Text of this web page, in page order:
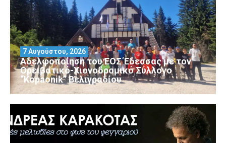
Αδελφοποίηση του ΕΟΣ Έδεσσας με τον
Ορειβατικό-Χιονοδρομικό Σύλλογο
“Kopaonik” Βελιγραδίου
7 Αυγούστου, 2026